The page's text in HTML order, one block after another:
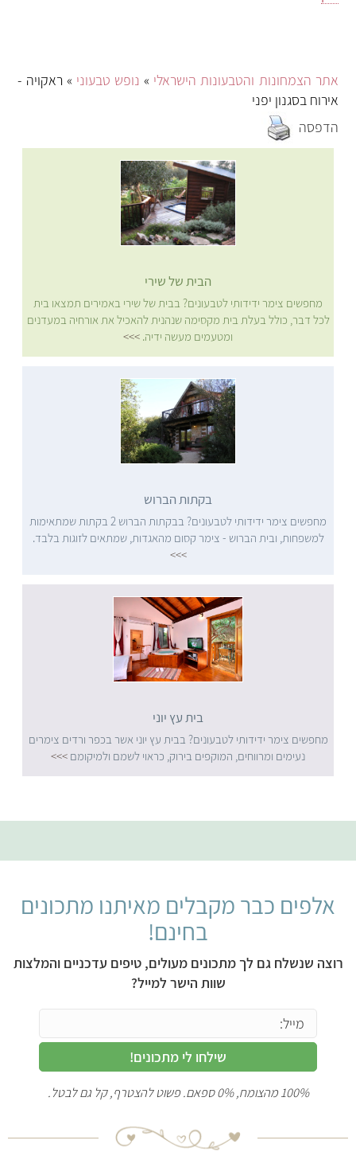
אתר הצמחונות והטבעונות הישראלי » נופש טבעוני » ראקויה -
אירוח בסגנון יפני
הדפסה
הבית של שירי
מחפשים צימר ידידותי לטבעונים? בבית של שירי באמירים תמצאו בית
לכל דבר, כולל בעלת בית מקסימה שנהנית להאכיל את אורחיה במעדנים
ומטעמים מעשה ידיה. >>>
בקתות הברוש
מחפשים צימר ידידותי לטבעונים? בבקתות הברוש 2 בקתות שמתאימות
למשפחות, ובית הברוש - צימר קסום מהאגדות, שמתאים לזוגות בלבד.
>>>
בית עץ יוני
מחפשים צימר ידידותי לטבעונים? בבית עץ יוני אשר בכפר ורדים צימרים
נעימים ומרווחים, המוקפים בירוק, כראוי לשמם ולמיקומם >>>
אלפים כבר מקבלים מאיתנו מתכונים
בחינם!
רוצה שנשלח גם לך מתכונים מעולים, טיפים עדכניים והמלצות
שוות הישר למייל?
שילחו לי מתכונים!
100% מהצומח, 0% ספאם. פשוט להצטרף, קל גם לבטל.